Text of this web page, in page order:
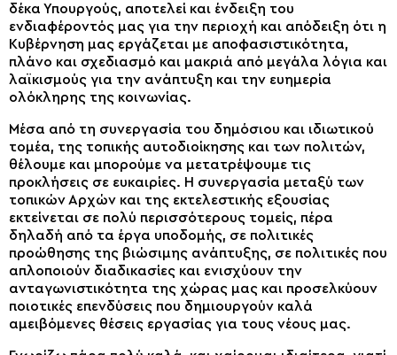
δέκα Υπουργούς, αποτελεί και ένδειξη του
ενδιαφέροντός μας για την περιοχή και απόδειξη ότι η
Κυβέρνηση μας εργάζεται με αποφασιστικότητα,
πλάνο και σχεδιασμό και μακριά από μεγάλα λόγια και
λαϊκισμούς για την ανάπτυξη και την ευημερία
ολόκληρης της κοινωνίας.
Μέσα από τη συνεργασία του δημόσιου και ιδιωτικού
τομέα, της τοπικής αυτοδιοίκησης και των πολιτών,
θέλουμε και μπορούμε να μετατρέψουμε τις
προκλήσεις σε ευκαιρίες. Η συνεργασία μεταξύ των
τοπικών Αρχών και της εκτελεστικής εξουσίας
εκτείνεται σε πολύ περισσότερους τομείς, πέρα
δηλαδή από τα έργα υποδομής, σε πολιτικές
προώθησης της βιώσιμης ανάπτυξης, σε πολιτικές που
απλοποιούν διαδικασίες και ενισχύουν την
ανταγωνιστικότητα της χώρας μας και προσελκύουν
ποιοτικές επενδύσεις που δημιουργούν καλά
αμειβόμενες θέσεις εργασίας για τους νέους μας.